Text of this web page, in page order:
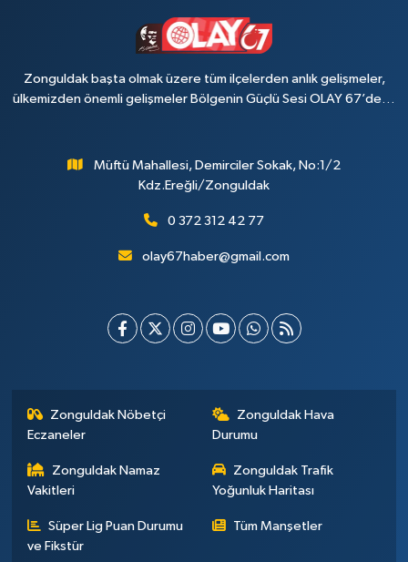
Zonguldak başta olmak üzere tüm ilçelerden anlık gelişmeler,
ülkemizden önemli gelişmeler Bölgenin Güçlü Sesi OLAY 67’de…
Müftü Mahallesi, Demirciler Sokak, No:1/2
Kdz.Ereğli/Zonguldak
0 372 312 42 77
olay67haber@gmail.com
Zonguldak Nöbetçi
Eczaneler
Zonguldak Hava
Durumu
Zonguldak Namaz
Vakitleri
Zonguldak Trafik
Yoğunluk Haritası
Süper Lig Puan Durumu
ve Fikstür
Tüm Manşetler